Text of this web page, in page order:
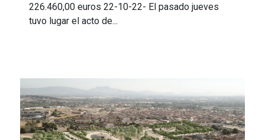
226.460,00 euros 22-10-22- El pasado jueves
tuvo lugar el acto de...